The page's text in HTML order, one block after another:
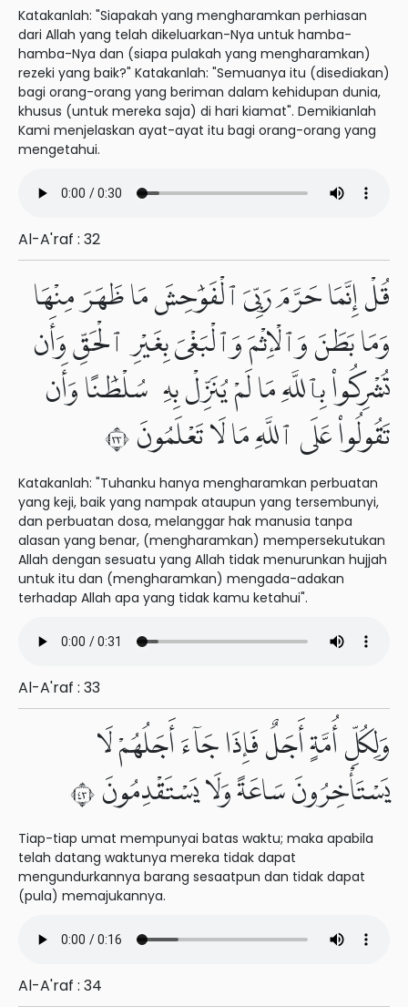
Katakanlah: "Siapakah yang mengharamkan perhiasan
dari Allah yang telah dikeluarkan-Nya untuk hamba-
hamba-Nya dan (siapa pulakah yang mengharamkan)
rezeki yang baik?" Katakanlah: "Semuanya itu (disediakan)
bagi orang-orang yang beriman dalam kehidupan dunia,
khusus (untuk mereka saja) di hari kiamat". Demikianlah
Kami menjelaskan ayat-ayat itu bagi orang-orang yang
mengetahui.
Al-A'raf : 32
قُلْ إِنَّمَا حَرَّمَ رَبِّىَ ٱلْفَوَٰحِشَ مَا ظَهَرَ مِنْهَا
وَمَا بَطَنَ وَٱلْإِثْمَ وَٱلْبَغْىَ بِغَيْرِ ٱلْحَقِّ وَأَن
تُشْرِكُوا۟ بِٱللَّهِ مَا لَمْ يُنَزِّلْ بِهِۦ سُلْطَٰنًا وَأَن
تَقُولُوا۟ عَلَى ٱللَّهِ مَا لَا تَعْلَمُونَ ٣٣
Katakanlah: "Tuhanku hanya mengharamkan perbuatan
yang keji, baik yang nampak ataupun yang tersembunyi,
dan perbuatan dosa, melanggar hak manusia tanpa
alasan yang benar, (mengharamkan) mempersekutukan
Allah dengan sesuatu yang Allah tidak menurunkan hujjah
untuk itu dan (mengharamkan) mengada-adakan
terhadap Allah apa yang tidak kamu ketahui".
Al-A'raf : 33
وَلِكُلِّ أُمَّةٍ أَجَلٌ فَإِذَا جَآءَ أَجَلُهُمْ لَا
يَسْتَأْخِرُونَ سَاعَةً وَلَا يَسْتَقْدِمُونَ ٣٤
Tiap-tiap umat mempunyai batas waktu; maka apabila
telah datang waktunya mereka tidak dapat
mengundurkannya barang sesaatpun dan tidak dapat
(pula) memajukannya.
Al-A'raf : 34